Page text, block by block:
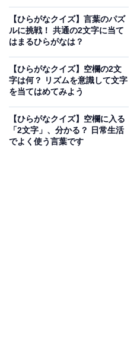
【ひらがなクイズ】言葉のパズ
ルに挑戦！ 共通の2文字に当て
はまるひらがなは？
【ひらがなクイズ】空欄の2文
字は何？ リズムを意識して文字
を当てはめてみよう
【ひらがなクイズ】空欄に入る
「2文字」、分かる？ 日常生活
でよく使う言葉です